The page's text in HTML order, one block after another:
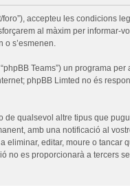
foro”), accepteu les
al màxim per informar-
o s’esmenen.
Teams”) un programa
phpBB Limted no és
qualsevol altre tipus que
amb una notificació al
editar, moure o
es proporcionarà a tercers